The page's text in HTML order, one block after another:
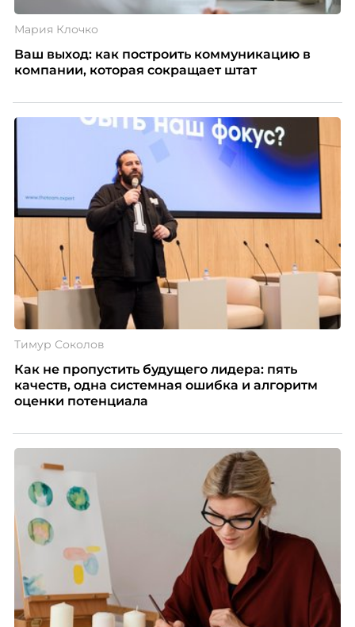
Мария Клочко
Ваш выход: как построить коммуникацию в
компании, которая сокращает штат
Тимур Соколов
Как не пропустить будущего лидера: пять
качеств, одна системная ошибка и алгоритм
оценки потенциала